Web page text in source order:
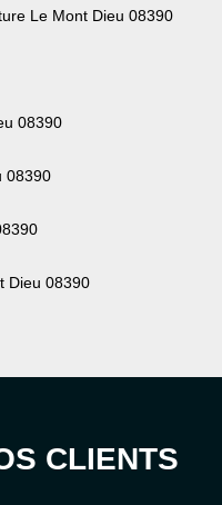
Le Mont Dieu 08390
08390
08390
Dieu 08390
CLIENTS